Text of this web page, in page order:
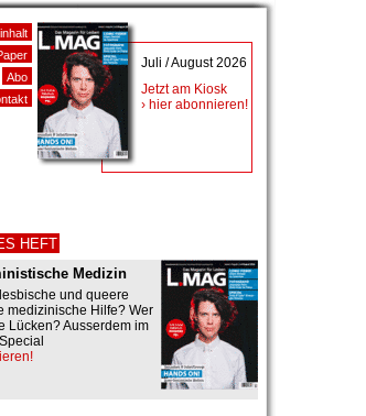
HEFT
Medizin
und queere
medizinische Hilfe? Wer
Lücken? Ausserdem im
Abo
Juli / August 2026
Jetzt am Kiosk
› hier abonnieren!